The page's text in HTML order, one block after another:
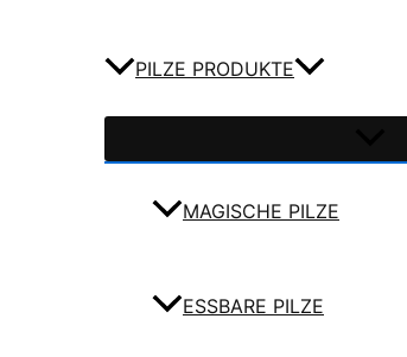
PILZE PRODUKTE
MAGISCHE PILZE
ESSBARE PILZE